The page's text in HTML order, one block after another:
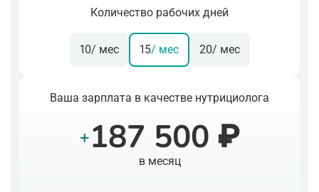
Количество рабочих дней
10/ мес 15/ мес 20/ мес
Ваша зарплата в качестве нутрициолога
+187 500 ₽
в месяц